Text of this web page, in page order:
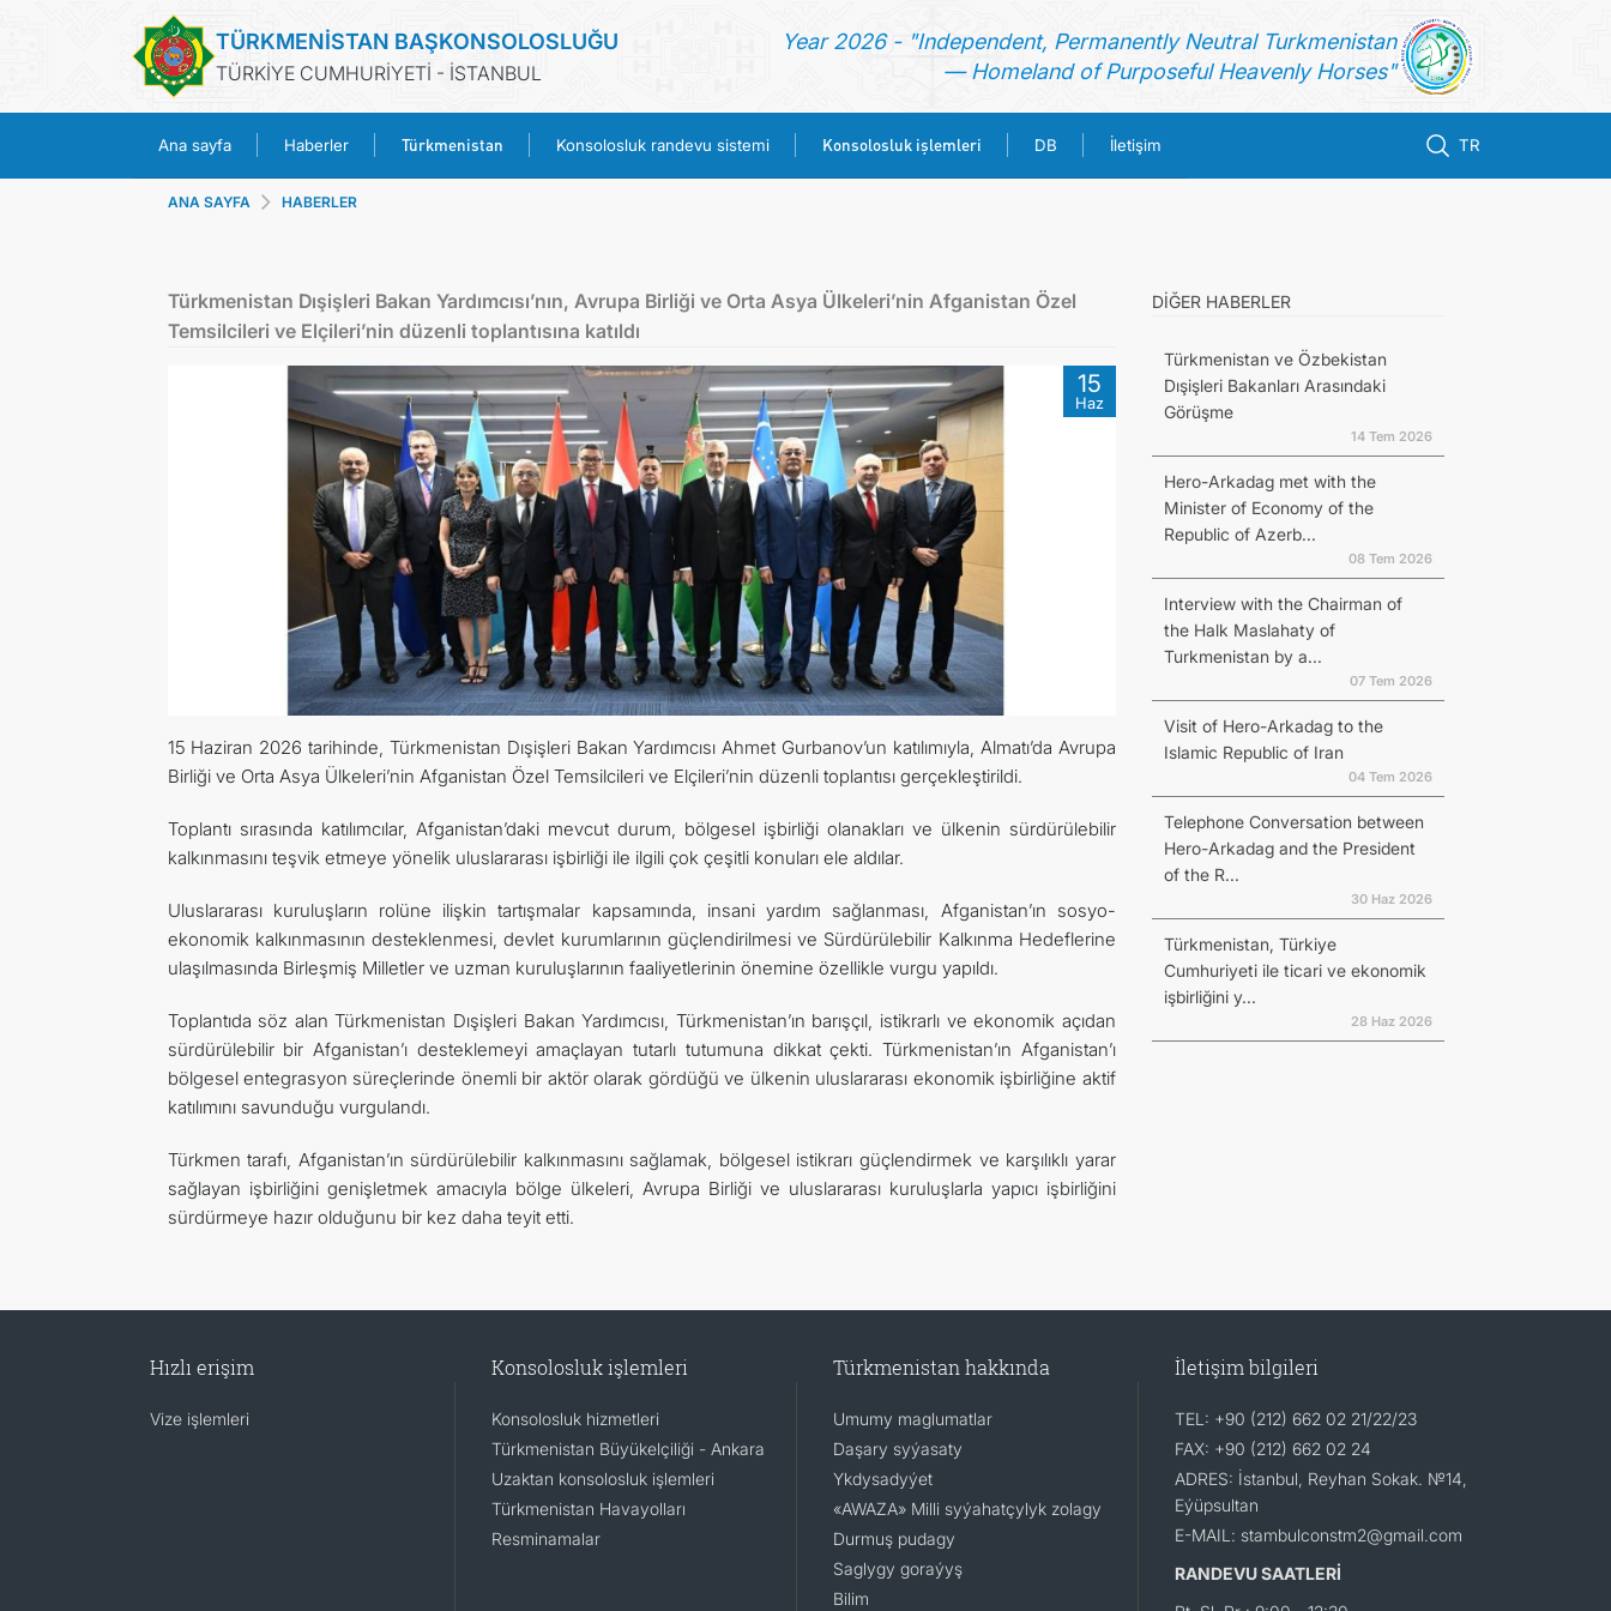
TÜRKMENİSTAN BAŞKONSOLOSLUĞU
TÜRKİYE CUMHURİYETİ - İSTANBUL
Year 2026 - "Independent, Permanently Neutral Turkmenistan
— Homeland of Purposeful Heavenly Horses"
Ana sayfa Haberler Türkmenistan Konsolosluk randevu sistemi Konsolosluk işlemleri DB İletişim TR
KONSOLOSLUK RANDEVU SISTEMI
KONSOLOSLUK IŞLEMLERI
İLETIŞIM
ANA SAYFA HABERLER
Türkmenistan Dışişleri Bakan Yardımcısı’nın, Avrupa Birliği ve Orta Asya Ülkeleri’nin Afganistan Özel
Temsilcileri ve Elçileri’nin düzenli toplantısına katıldı
15
Haz
15 Haziran 2026 tarihinde, Türkmenistan Dışişleri Bakan Yardımcısı Ahmet Gurbanov’un katılımıyla, Almatı’da Avrupa
Birliği ve Orta Asya Ülkeleri’nin Afganistan Özel Temsilcileri ve Elçileri’nin düzenli toplantısı gerçekleştirildi.
Toplantı sırasında katılımcılar, Afganistan’daki mevcut durum, bölgesel işbirliği olanakları ve ülkenin sürdürülebilir
kalkınmasını teşvik etmeye yönelik uluslararası işbirliği ile ilgili çok çeşitli konuları ele aldılar.
Uluslararası kuruluşların rolüne ilişkin tartışmalar kapsamında, insani yardım sağlanması, Afganistan’ın sosyo-
ekonomik kalkınmasının desteklenmesi, devlet kurumlarının güçlendirilmesi ve Sürdürülebilir Kalkınma Hedeflerine
ulaşılmasında Birleşmiş Milletler ve uzman kuruluşlarının faaliyetlerinin önemine özellikle vurgu yapıldı.
Toplantıda söz alan Türkmenistan Dışişleri Bakan Yardımcısı, Türkmenistan’ın barışçıl, istikrarlı ve ekonomik açıdan
sürdürülebilir bir Afganistan’ı desteklemeyi amaçlayan tutarlı tutumuna dikkat çekti. Türkmenistan’ın Afganistan’ı
bölgesel entegrasyon süreçlerinde önemli bir aktör olarak gördüğü ve ülkenin uluslararası ekonomik işbirliğine aktif
katılımını savunduğu vurgulandı.
Türkmen tarafı, Afganistan’ın sürdürülebilir kalkınmasını sağlamak, bölgesel istikrarı güçlendirmek ve karşılıklı yarar
sağlayan işbirliğini genişletmek amacıyla bölge ülkeleri, Avrupa Birliği ve uluslararası kuruluşlarla yapıcı işbirliğini
sürdürmeye hazır olduğunu bir kez daha teyit etti.
DİĞER HABERLER
Türkmenistan ve Özbekistan
Dışişleri Bakanları Arasındaki
Görüşme
14 Tem 2026
Hero-Arkadag met with the
Minister of Economy of the
Republic of Azerb...
08 Tem 2026
Interview with the Chairman of
the Halk Maslahaty of
Turkmenistan by a...
07 Tem 2026
Visit of Hero-Arkadag to the
Islamic Republic of Iran
04 Tem 2026
Telephone Conversation between
Hero-Arkadag and the President
of the R...
30 Haz 2026
Türkmenistan, Türkiye
Cumhuriyeti ile ticari ve ekonomik
işbirliğini y...
28 Haz 2026
Hızlı erişim
Vize işlemleri
Konsolosluk işlemleri
Konsolosluk hizmetleri
Türkmenistan Büyükelçiliği - Ankara
Uzaktan konsolosluk işlemleri
Türkmenistan Havayolları
Resminamalar
Türkmenistan hakkında
Umumy maglumatlar
Daşary syýasaty
Ykdysadyýet
«AWAZA» Milli syýahatçylyk zolagy
Durmuş pudagy
Saglygy goraýyş
Bilim
İletişim bilgileri
TEL: +90 (212) 662 02 21/22/23
FAX: +90 (212) 662 02 24
ADRES: İstanbul, Reyhan Sokak. №14,
Eýüpsultan
E-MAIL: stambulconstm2@gmail.com
RANDEVU SAATLERİ